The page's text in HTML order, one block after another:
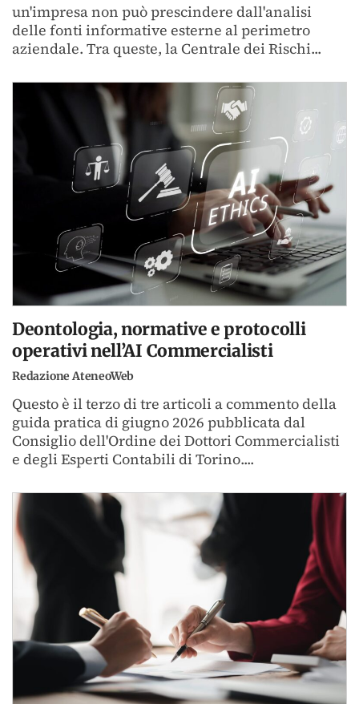
un'impresa non può prescindere dall'analisi
delle fonti informative esterne al perimetro
aziendale. Tra queste, la Centrale dei Rischi...
Deontologia, normative e protocolli
operativi nell’AI Commercialisti
Redazione AteneoWeb
Questo è il terzo di tre articoli a commento della
guida pratica di giugno 2026 pubblicata dal
Consiglio dell'Ordine dei Dottori Commercialisti
e degli Esperti Contabili di Torino....